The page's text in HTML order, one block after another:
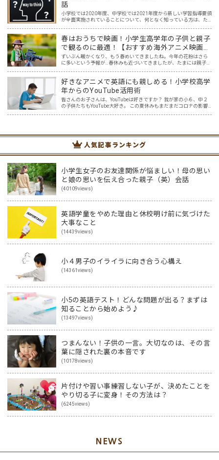
話
小学校では2020年度、中学校では2021年度から新しい学習指導要領
が全面実施されていることについて、何となく知っている方は、た
春はおうちで映画！小学生高学年の子供と親子
で観るのに最適！【おすすめ海外アニメ映画５
選】
ずいぶん暖かくなり、もう春めいてきましたね。今年の花粉はさら
に多いという予報が…春休みも近づいてきましたが、たまには親子で
好きなアニメで英語にも親しめる！小学校高学
年からのYouTube活用術
皆さんのお子さんは、YouTubeは好きですか？ 我が家の小６、中２
の子供たちもYouTube大好き。 この夏休みもまだまだコロナの影響
人気記事ランキング
小学生女子のお友達関係が悩ましい！母の思い
と娘の思いを伝え合った親子（英）会話
(40109views)
英語学童をやめた理由と休校明け前に気づけた
大事なこと
(14439views)
小４男子のイライラに向き合う心構え
(14361views)
小5の英語テスト！どんな問題が出る？まずは
知ることから始めよう♪
(13497views)
つまんない！子供の一言。大切なのは、その言
葉に隠された裏の本音です
(10178views)
片付けや習い事練習しない子が、決めたことを
やり切る子に変身！その方法は？
(6245views)
NEWS